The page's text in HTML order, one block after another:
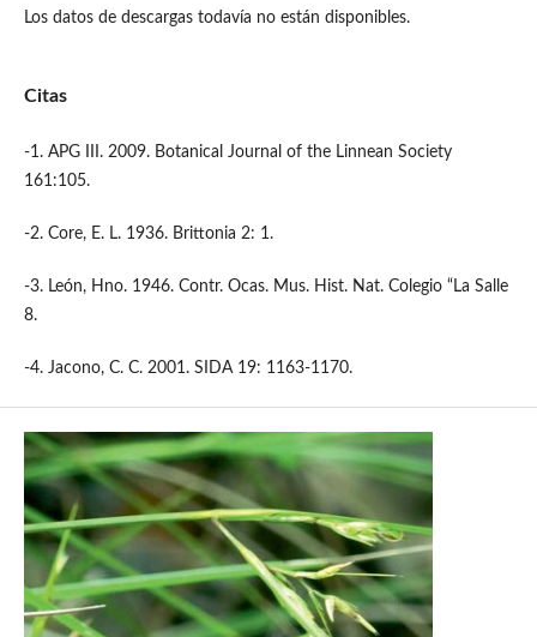
Los datos de descargas todavía no están disponibles.
Citas
-1. APG III. 2009. Botanical Journal of the Linnean Society
161:105.
-2. Core, E. L. 1936. Brittonia 2: 1.
-3. León, Hno. 1946. Contr. Ocas. Mus. Hist. Nat. Colegio “La Salle
8.
-4. Jacono, C. C. 2001. SIDA 19: 1163-1170.